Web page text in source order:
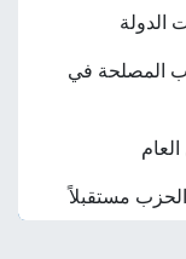
المصلحة في
مستقبلاً